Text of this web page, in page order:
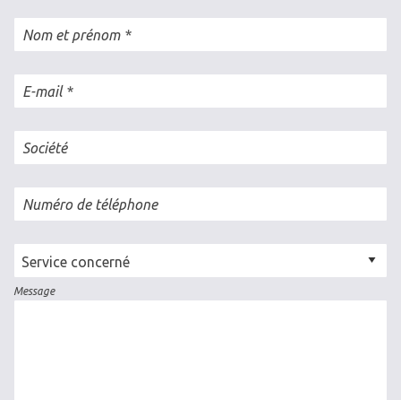
Nom et prénom
E-mail
Société
Numéro de téléphone
Cellule
concernée
Message